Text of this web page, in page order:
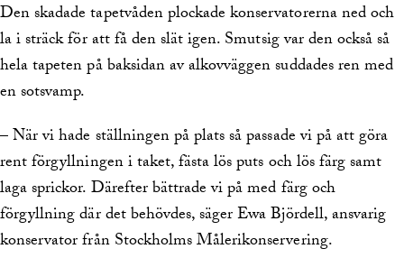
Den skadade tapetvåden plockade konservatorerna ned och
la i sträck för att få den slät igen. Smutsig var den också så
hela tapeten på baksidan av alkovväggen suddades ren med
en sotsvamp.
– När vi hade ställningen på plats så passade vi på att göra
rent förgyllningen i taket, fästa lös puts och lös färg samt
laga sprickor. Därefter bättrade vi på med färg och
förgyllning där det behövdes, säger Ewa Björdell, ansvarig
konservator från Stockholms Målerikonservering.